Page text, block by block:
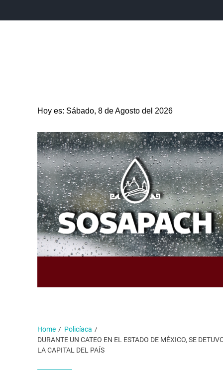
ENTRETENIMIENTO SALUD DEPORTES
Hoy es: Sábado, 8 de Agosto del 2026
Home
Policíaca
DURANTE UN CATEO EN EL ESTADO DE MÉXICO, SE
LA CAPITAL DEL PAÍS